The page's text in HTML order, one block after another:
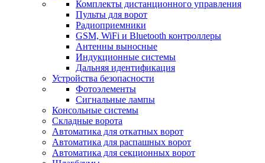
Комплекты дистанционного управления
Пульты для ворот
Радиоприемники
GSM, WiFi и Bluetooth контроллеры
Антенны выносные
Индукционные системы
Дальняя идентификация
Устройства безопасности
Фотоэлементы
Сигнальные лампы
Консольные системы
Складные ворота
Автоматика для откатных ворот
Автоматика для распашных ворот
Автоматика для секционных ворот